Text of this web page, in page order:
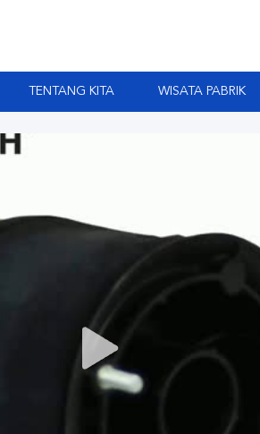
TENTANG KITA WISATA PABRIK